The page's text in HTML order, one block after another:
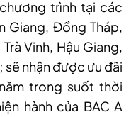
trình tại các
Giang, Đồng Tháp,
Vinh, Hậu Giang,
sẽ nhận được ưu đãi
trong suốt thời
hành của BAC A